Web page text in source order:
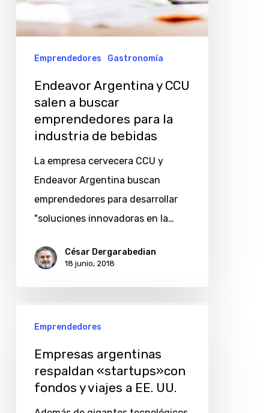
de
bebidas
Emprendedores Gastronomía
Endeavor Argentina y CCU
salen a buscar
emprendedores para la
industria de bebidas
La empresa cervecera CCU y
Endeavor Argentina buscan
emprendedores para desarrollar
"soluciones innovadoras en la…
César Dergarabedian
18 junio, 2018
argentinas
respaldan
«startups»con
fondos
Emprendedores
Empresas argentinas
respaldan «startups»con
fondos y viajes a EE. UU.